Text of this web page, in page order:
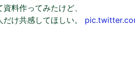
料作ってみたけど、
け共感してほしい。